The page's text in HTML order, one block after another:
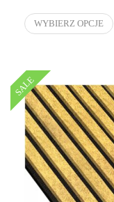
WYBIERZ OPCJE
SALE